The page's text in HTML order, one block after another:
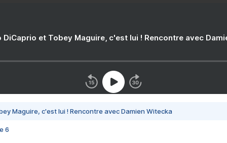
DiCaprio et Tobey Maguire, c'est lui ! Rencontre avec
Maguire, c'est lui ! Rencontre avec Damien Witecka
6